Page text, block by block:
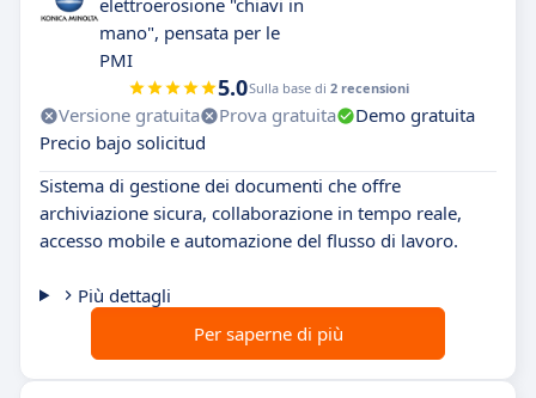
elettroerosione "chiavi in
mano", pensata per le
PMI
5.0Sulla base di 2 recensioni
Versione gratuita Prova gratuita
Demo gratuita
Precio bajo solicitud
Sistema di gestione dei documenti che offre
archiviazione sicura, collaborazione in tempo reale,
accesso mobile e automazione del flusso di lavoro.
Più dettagli
Per saperne di più